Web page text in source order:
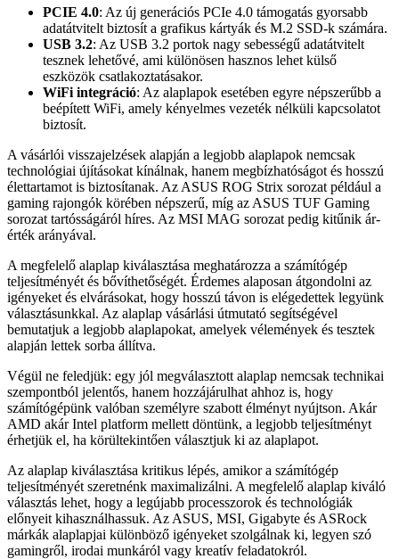
PCIE 4.0: Az új generációs PCIe 4.0 támogatás gyorsabb
adatátvitelt biztosít a grafikus kártyák és M.2 SSD-k számára.
USB 3.2: Az USB 3.2 portok nagy sebességű adatátvitelt
tesznek lehetővé, ami különösen hasznos lehet külső
eszközök csatlakoztatásakor.
WiFi integráció: Az alaplapok esetében egyre népszerűbb a
beépített WiFi, amely kényelmes vezeték nélküli kapcsolatot
biztosít.
A vásárlói visszajelzések alapján a legjobb alaplapok nemcsak
technológiai újításokat kínálnak, hanem megbízhatóságot és hosszú
élettartamot is biztosítanak. Az ASUS ROG Strix sorozat például a
gaming rajongók körében népszerű, míg az ASUS TUF Gaming
sorozat tartósságáról híres. Az MSI MAG sorozat pedig kitűnik ár-
érték arányával.
A megfelelő alaplap kiválasztása meghatározza a számítógép
teljesítményét és bővíthetőségét. Érdemes alaposan átgondolni az
igényeket és elvárásokat, hogy hosszú távon is elégedettek legyünk
választásunkkal. Az alaplap vásárlási útmutató segítségével
bemutatjuk a legjobb alaplapokat, amelyek vélemények és tesztek
alapján lettek sorba állítva.
Végül ne feledjük: egy jól megválasztott alaplap nemcsak technikai
szempontból jelentős, hanem hozzájárulhat ahhoz is, hogy
számítógépünk valóban személyre szabott élményt nyújtson. Akár
AMD akár Intel platform mellett döntünk, a legjobb teljesítményt
érhetjük el, ha körültekintően választjuk ki az alaplapot.
Az alaplap kiválasztása kritikus lépés, amikor a számítógép
teljesítményét szeretnénk maximalizálni. A megfelelő alaplap kiváló
választás lehet, hogy a legújabb processzorok és technológiák
előnyeit kihasználhassuk. Az ASUS, MSI, Gigabyte és ASRock
márkák alaplapjai különböző igényeket szolgálnak ki, legyen szó
gamingről, irodai munkáról vagy kreatív feladatokról.